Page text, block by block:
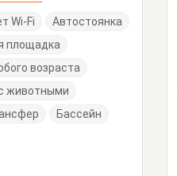
Wi-Fi
Автостоянка
площадка
возраста
животными
Бассейн